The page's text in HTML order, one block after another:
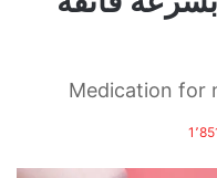
Medication for